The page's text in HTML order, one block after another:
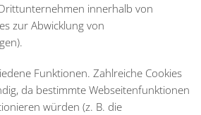
innerhalb von
zur Abwicklung von
Funktionen. Zahlreiche Cookies
da bestimmte Webseitenfunktionen
würden (z. B. die